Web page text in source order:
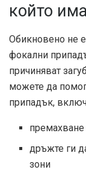
който
Обикновено не
фокални
причиняват
можете да
припадък,
дръжте ги
зони